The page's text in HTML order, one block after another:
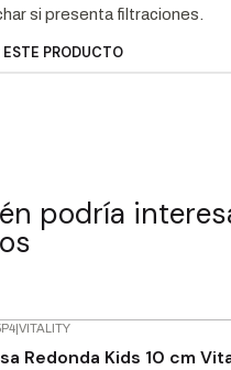
si presenta filtraciones.
PRODUCTO
podría
|VITALITY
Redonda Kids 10 cm